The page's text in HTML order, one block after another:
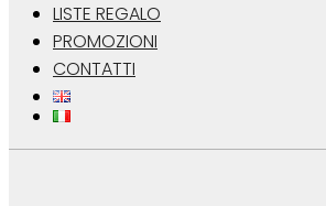
LISTE REGALO
PROMOZIONI
CONTATTI